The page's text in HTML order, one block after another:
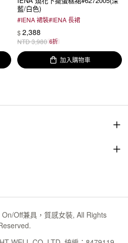
藍/白色)
#IENA 裙裝#IENA 長裙
$ 2,388
NTD3,980 6折
加入購物車
Off兼具，質感女裝, All Rights